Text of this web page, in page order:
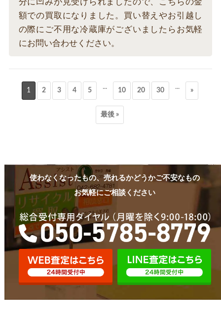
分に凹みが見受けられましたので、こちらの金
額での買取になりました。買い替えやお引越し
の際にご不用な冷蔵庫がございましたらお気軽
にお問い合わせください。
1 2 3 4 5 ... 10 20 30 ... »
最後 »
使わなくなったもの、売れるかどうかご不安なもの
お気軽にご相談ください